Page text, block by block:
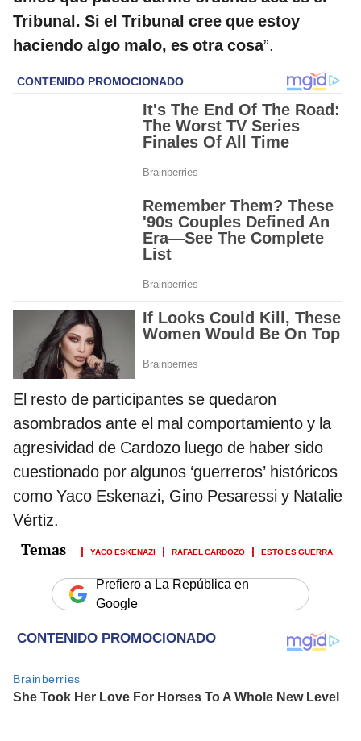
Tribunal. Si el Tribunal cree que estoy
haciendo algo malo, es otra cosa”.
El resto de participantes se quedaron
asombrados ante el mal comportamiento y la
agresividad de Cardozo luego de haber sido
cuestionado por algunos ‘guerreros’ históricos
como Yaco Eskenazi, Gino Pesaressi y Natalie
Vértiz.
YACO ESKENAZI RAFAEL CARDOZO ESTO ES GUERRA
Prefiero a La República en
Google